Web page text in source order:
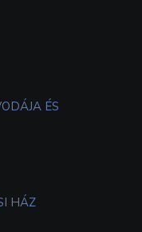
ÉS
HÁZ